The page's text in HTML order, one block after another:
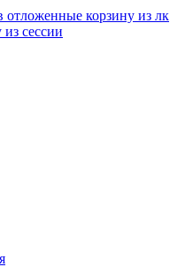
отложенные корзину из лк
сессии